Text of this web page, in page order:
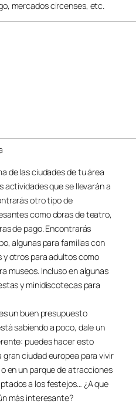
mercados circenses, etc.
de las ciudades de tu área
actividades que se llevarán a
otro tipo de
como obras de teatro,
de pago. Encontrarás
algunas para familias con
otros para adultos como
museos. Incluso en algunas
y minidiscotecas para
un buen presupuesto
sabiendo a poco, dale un
puedes hacer esto
gran ciudad europea para vivir
en un parque de atracciones
a los festejos… ¿A que
más interesante?